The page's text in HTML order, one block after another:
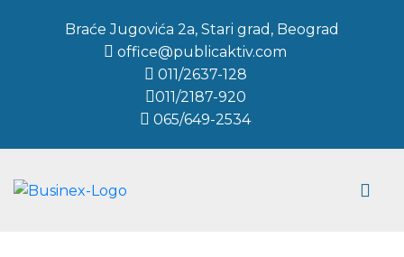
Braće Jugovića 2a, Stari grad, Beograd
office@publicaktiv.com
011/2637-128
011/2187-920
065/649-2534